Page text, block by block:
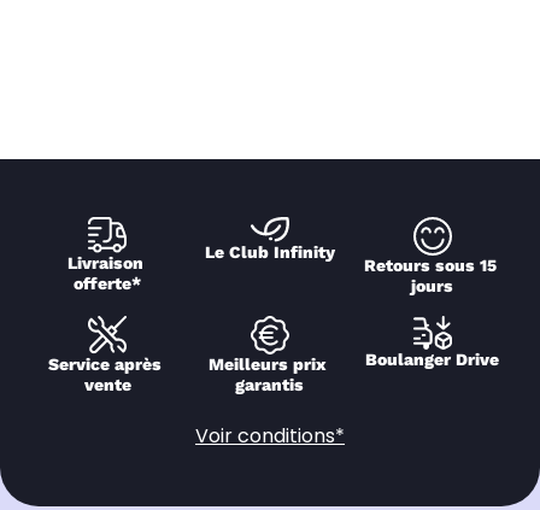
Livraison
offerte*
Le Club Infinity
Retours sous 15
jours
Service après
vente
Meilleurs prix
garantis
Boulanger Drive
Voir conditions*